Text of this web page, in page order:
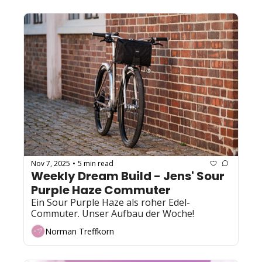
Nov 7, 2025 • 5 min read
Weekly Dream Build - Jens' Sour
Purple Haze Commuter
Ein Sour Purple Haze als roher Edel-
Commuter. Unser Aufbau der Woche!
Norman Treffkorn